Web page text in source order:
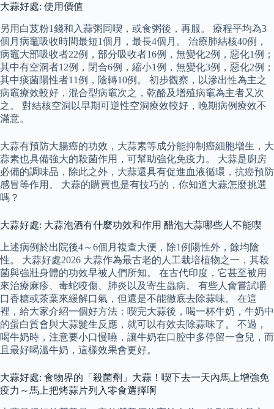
大蒜好處: 使用價值
另用白芨粉1錢和入蒜粥同喫，或食粥後，再服。 療程平均為3
個月病竈吸收時間最短1個月，最長4個月。 治療肺結核40例，
病竈大部吸收者22例，部分吸收者16例，無變化2例，惡化1例；
其中有空洞者12例，閉合6例，縮小1例，無變化3例，惡化2例；
其中痰菌陽性者11例，陰轉10例。 初步觀察，以滲出性為主之
病竈療效較好，混合型病竈次之，乾酪及增殖病竈為主者又次
之。 對結核空洞以早期可逆性空洞療效較好，晚期病例療效不
滿意。
大蒜有預防大腸癌的功效，大蒜素等成分能抑制癌細胞增生，大
蒜素也具備強大的殺菌作用，可幫助強化免疫力。 大蒜是廚房
必備的調味品，除此之外，大蒜還具有促進血液循環，抗癌預防
感冒等作用。 大蒜的購買也是有技巧的，你知道大蒜怎麼挑選
嗎？
大蒜好處: 大蒜泡酒有什麼功效和作用 醋泡大蒜哪些人不能喫
上述病例於出院後4～6個月複查大便，除1例陽性外，餘均陰
性。 大蒜好處2026 大蒜作為最古老的人工栽培植物之一，其殺
菌與強壯身體的功效早被人們所知。 在古代印度，它甚至被用
來治療麻疹、毒蛇咬傷、肺炎以及寄生蟲病。 有些人會嘗試嚼
口香糖或茶葉來緩解口氣，但還是不能徹底去除蒜味。 在這
裡，給大家介紹一個好方法：喫完大蒜後，喝一杯牛奶，牛奶中
的蛋白質會與大蒜髮生反應，就可以有效去除蒜味了。 不過，
喝牛奶時，注意要小口慢嚥，讓牛奶在口腔中多停留一會兒，而
且最好喝溫牛奶，這樣效果會更好。
大蒜好處: 食物界的「殺菌劑」大蒜！喫下去一天內馬上增強免
疫力～馬上把烤蒜片列入零食選擇啊